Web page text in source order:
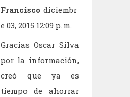
Francisco diciembr
e 03, 2015 12:09 p. m.
Gracias Oscar Silva
por la información,
creó que ya es
tiempo de ahorrar